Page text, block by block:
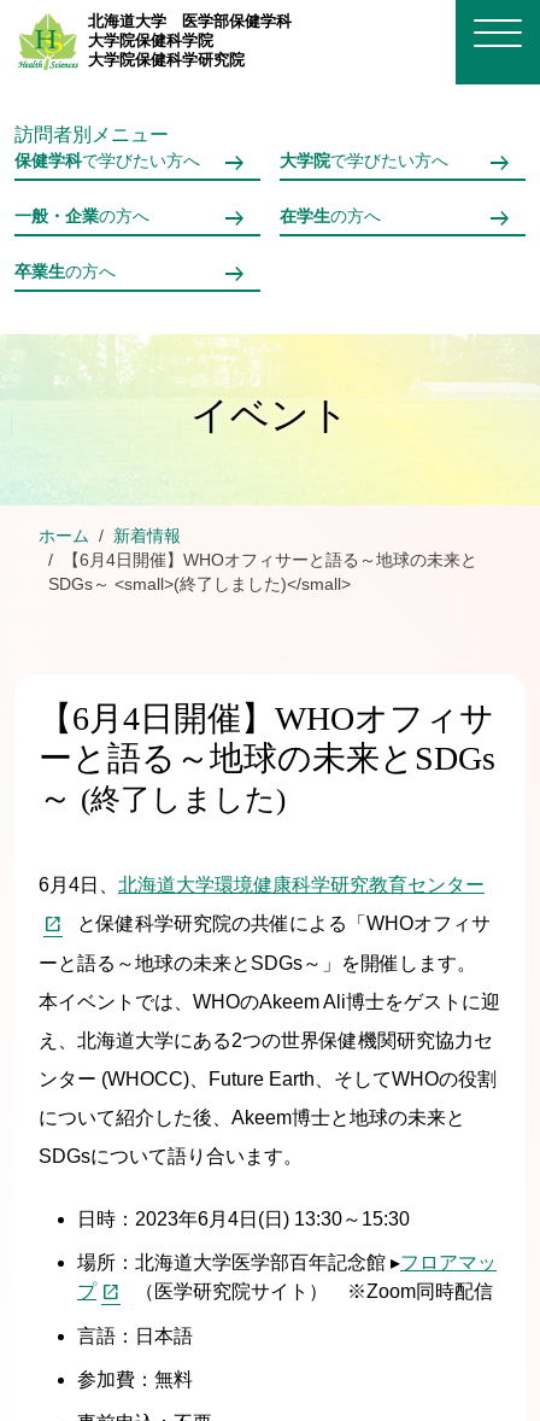
メインコンテンツへスキップ
北海道大学
医学部保健学科
大学院保健科学院
大学院保健科学研究院
訪問者別メニュー
保健学科で学びたい方へ 大学院で学びたい方へ
一般・企業の方へ 在学生の方へ
卒業生の方へ
イベント
ホーム
新着情報
【6月4日開催】WHOオフィサーと語る～地球の未来と
SDGs～ <small>(終了しました)</small>
【6月4日開催】WHOオフィサ
ーと語る～地球の未来とSDGs
～ (終了しました)
6月4日、 北海道大学環境健康科学研究教育センター
と保健科学研究院の共催による「WHOオフィサ
ーと語る～地球の未来とSDGs～」を開催します。
本イベントでは、WHOのAkeem Ali博士をゲストに迎
え、北海道大学にある2つの世界保健機関研究協力セ
ンター (WHOCC)、Future Earth、そしてWHOの役割
について紹介した後、Akeem博士と地球の未来と
SDGsについて語り合います。
日時：2023年6月4日(日) 13:30～15:30
場所：北海道大学医学部百年記念館 ▸フロアマッ
プ
（医学研究院サイト） ※Zoom同時配信
言語：日本語
参加費：無料